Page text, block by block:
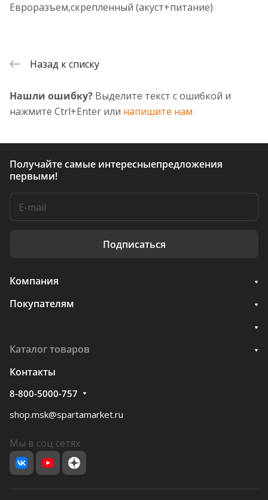
Евроразъем,скрепленный (акуст+питание)
Назад к списку
Нашли ошибку? Выделите текст с ошибкой и
нажмите Ctrl+Enter или напишите нам
Получайте самые интересныепредложения
первыми!
Подписаться
Компания
Покупателям
Каталог товаров
Контакты
8-800-5000-757
shop.msk@spartamarket.ru
Мы в соц сетях